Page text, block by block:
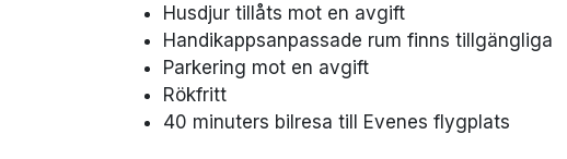
Husdjur tillåts mot en avgift
Handikappsanpassade rum finns tillgängliga
Parkering mot en avgift
Rökfritt
40 minuters bilresa till Evenes flygplats